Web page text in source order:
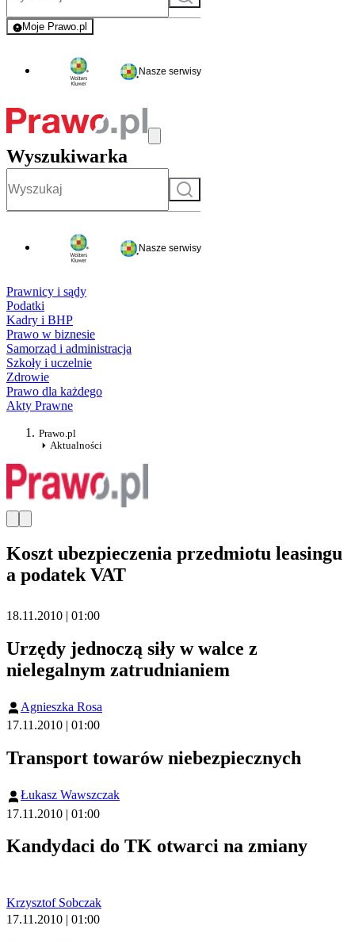
Moje Prawo.pl
- rejestracja i logowanie do serwisu
Nasze serwisy
Wyszukiwarka
Szukaj
Nasze serwisy
Prawnicy i sądy
Podatki
Kadry i BHP
Prawo w biznesie
Samorząd i administracja
Szkoły i uczelnie
Zdrowie
Prawo dla każdego
Akty Prawne
Prawo.pl
Aktualności
Koszt ubezpieczenia przedmiotu leasingu
a podatek VAT
18.11.2010 | 01:00
Urzędy jednoczą siły w walce z
nielegalnym zatrudnianiem
Agnieszka Rosa
17.11.2010 | 01:00
Transport towarów niebezpiecznych
Łukasz Wawszczak
17.11.2010 | 01:00
Kandydaci do TK otwarci na zmiany
Krzysztof Sobczak
17.11.2010 | 01:00